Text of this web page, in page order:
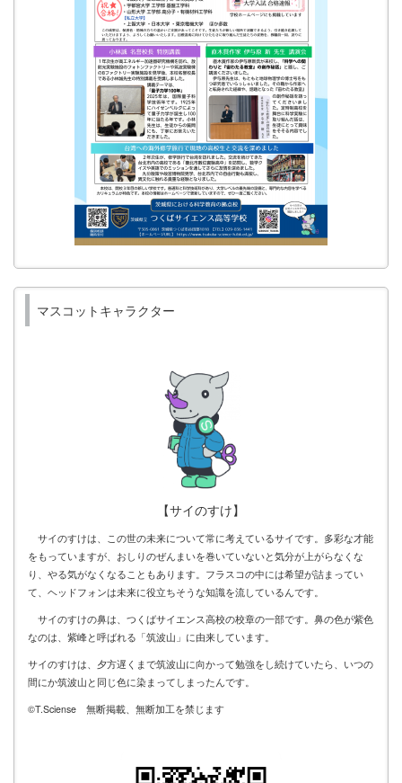
マスコットキャラクター
【サイのすけ】
サイのすけは、この世の未来について常に考えているサイです。多彩な才能
をもっていますが、おしりのぜんまいを巻いていないと気分が上がらなくな
り、やる気がなくなることもあります。フラスコの中には希望が詰まってい
て、ヘッドフォンは未来に役立ちそうな知識を流しているんです。
サイのすけの鼻は、つくばサイエンス高校の校章の一部です。鼻の色が紫色
なのは、紫峰と呼ばれる「筑波山」に由来しています。
サイのすけは、夕方遅くまで筑波山に向かって勉強をし続けていたら、いつの
間にか筑波山と同じ色に染まってしまったんです。
©T.Sciense 無断掲載、無断加工を禁じます